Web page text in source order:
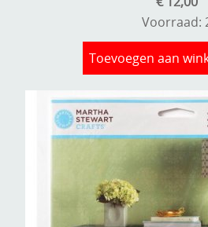
Voorraad:
Toevoegen aan